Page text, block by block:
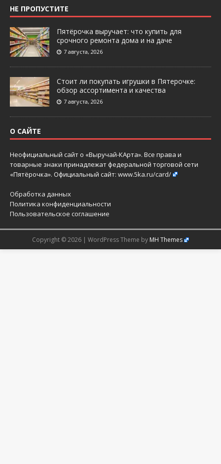
НЕ ПРОПУСТИТЕ
Пятёрочка выручает: что купить для
срочного ремонта дома и на даче
7 августа, 2026
Стоит ли покупать игрушки в Пятерочке:
обзор ассортимента и качества
7 августа, 2026
О САЙТЕ
Неофициальный сайт о «Выручай-КАрта». Все права и
товарные знаки принадлежат федеральной торговой сети
«Пятёрочка». Официальный сайт: www.5ka.ru/card/
Обработка данных
Политика конфиденциальности
Пользовательское соглашение
Copyright © 2026 | WordPress Theme by MH Themes